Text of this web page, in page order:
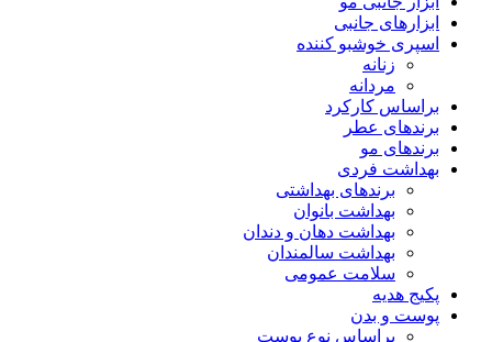
ابزارهای جانبی
اسپری خوشبو کننده
زنانه
مردانه
براساس کارکرد
برندهای عطر
برندهای مو
بهداشت فردی
برندهای بهداشتی
بهداشت بانوان
بهداشت دهان و دندان
بهداشت سالمندان
سلامت عمومی
پکیج هدیه
پوست و بدن
براساس نوع پوست